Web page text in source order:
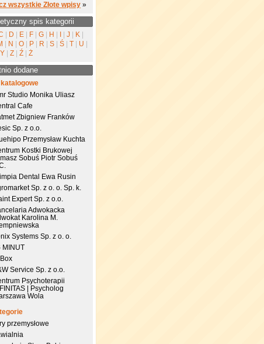
wszystkie Złote wpisy »
spis kategorii
D E F G H J K
N O P R S Ś T U
Y Z Ź Ż
dodane
Studio Monika Uliasz
Cafe
Zbigniew Franków
Sp. z o.o.
Przemysław Kuchta
Kostki Brukowej
Sobuś Piotr Sobuś
Dental Ewa Rusin
Sp. z o. o. Sp. k.
Expert Sp. z o.o.
Adwokacka
Karolina M.
Systems Sp. z o. o.
MINUT
Service Sp. z o.o.
Psychoterapii
| Psycholog
Wola
przemysłowe